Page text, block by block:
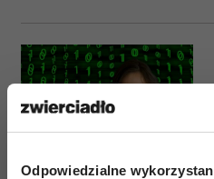
Odpowiedzialne